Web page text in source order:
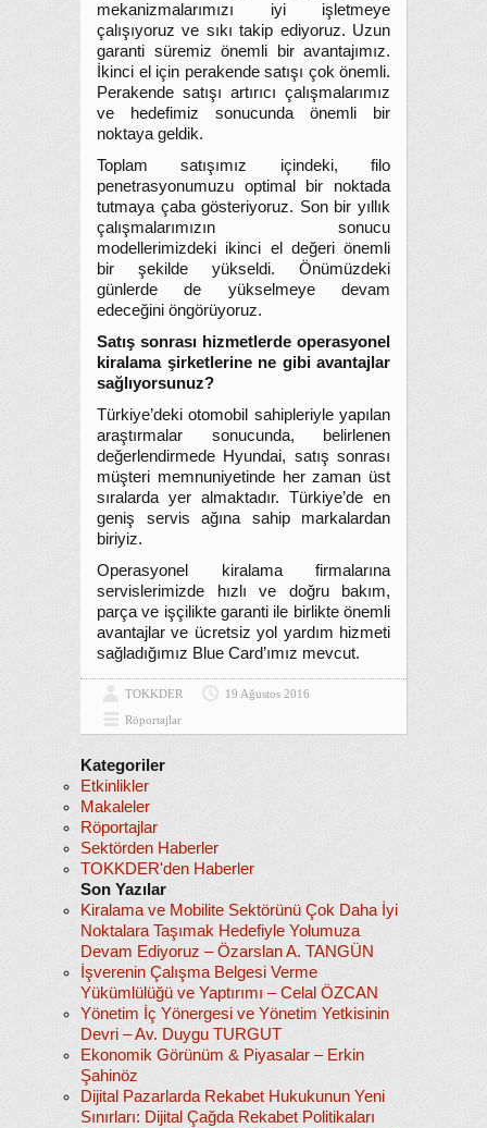
mekanizmalarımızı iyi işletmeye
çalışıyoruz ve sıkı takip ediyoruz. Uzun
garanti süremiz önemli bir avantajımız.
İkinci el için perakende satışı çok önemli.
Perakende satışı artırıcı çalışmalarımız
ve hedefimiz sonucunda önemli bir
noktaya geldik.
Toplam satışımız içindeki, filo
penetrasyonumuzu optimal bir noktada
tutmaya çaba gösteriyoruz. Son bir yıllık
çalışmalarımızın sonucu
modellerimizdeki ikinci el değeri önemli
bir şekilde yükseldi. Önümüzdeki
günlerde de yükselmeye devam
edeceğini öngörüyoruz.
Satış sonrası hizmetlerde operasyonel
kiralama şirketlerine ne gibi avantajlar
sağlıyorsunuz?
Türkiye’deki otomobil sahipleriyle yapılan
araştırmalar sonucunda, belirlenen
değerlendirmede Hyundai, satış sonrası
müşteri memnuniyetinde her zaman üst
sıralarda yer almaktadır. Türkiye’de en
geniş servis ağına sahip markalardan
biriyiz.
Operasyonel kiralama firmalarına
servislerimizde hızlı ve doğru bakım,
parça ve işçilikte garanti ile birlikte önemli
avantajlar ve ücretsiz yol yardım hizmeti
sağladığımız Blue Card’ımız mevcut.
TOKKDER
19 Ağustos 2016
Röportajlar
Kategoriler
Etkinlikler
Makaleler
Röportajlar
Sektörden Haberler
TOKKDER'den Haberler
Son Yazılar
Kiralama ve Mobilite Sektörünü Çok Daha İyi
Noktalara Taşımak Hedefiyle Yolumuza
Devam Ediyoruz – Özarslan A. TANGÜN
İşverenin Çalışma Belgesi Verme
Yükümlülüğü ve Yaptırımı – Celal ÖZCAN
Yönetim İç Yönergesi ve Yönetim Yetkisinin
Devri – Av. Duygu TURGUT
Ekonomik Görünüm & Piyasalar – Erkin
Şahinöz
Dijital Pazarlarda Rekabet Hukukunun Yeni
Sınırları: Dijital Çağda Rekabet Politikaları